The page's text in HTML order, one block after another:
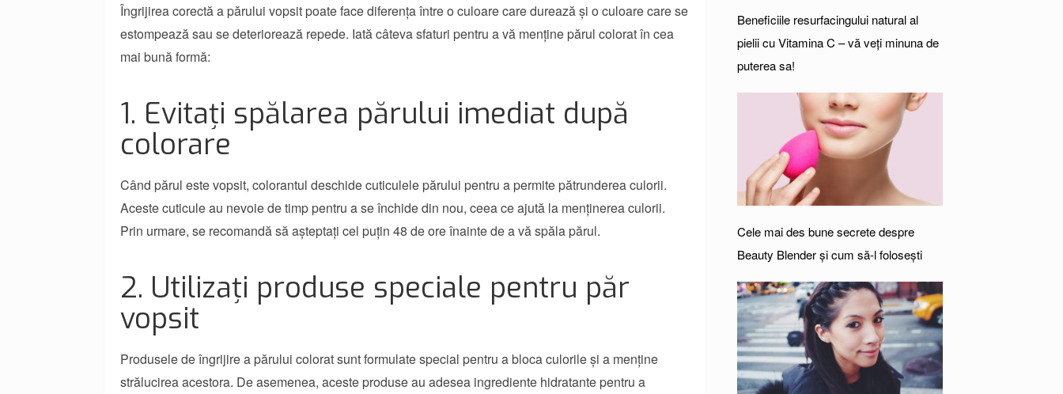
Îngrijirea corectă a părului vopsit poate face diferența între o culoare care durează și o culoare care se
estompează sau se deteriorează repede. Iată câteva sfaturi pentru a vă menține părul colorat în cea
mai bună formă:
1. Evitați spălarea părului imediat după
colorare
Când părul este vopsit, colorantul deschide cuticulele părului pentru a permite pătrunderea culorii.
Aceste cuticule au nevoie de timp pentru a se închide din nou, ceea ce ajută la menținerea culorii.
Prin urmare, se recomandă să așteptați cel puțin 48 de ore înainte de a vă spăla părul.
2. Utilizați produse speciale pentru păr
vopsit
Produsele de îngrijire a părului colorat sunt formulate special pentru a bloca culorile și a menține
strălucirea acestora. De asemenea, aceste produse au adesea ingrediente hidratante pentru a
Beneficiile resurfacingului natural al
pielii cu Vitamina C – vă veți minuna de
puterea sa!
Cele mai des bune secrete despre
Beauty Blender și cum să-l folosești